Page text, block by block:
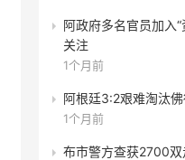
阿政府多名官员加入
关注
1个月前
阿根廷3:2艰难淘汰
1个月前
布市警方查获2700